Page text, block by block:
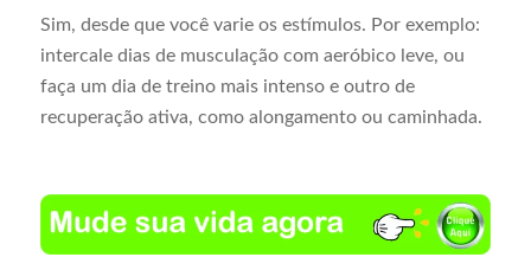
Sim, desde que você varie os estímulos. Por exemplo:
intercale dias de musculação com aeróbico leve, ou
faça um dia de treino mais intenso e outro de
recuperação ativa, como alongamento ou caminhada.